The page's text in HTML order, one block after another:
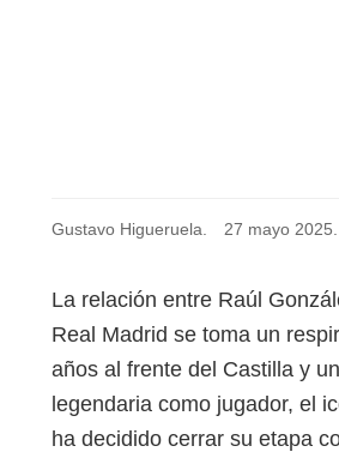
Gustavo Higueruela. 27 mayo 2025.
La relación entre Raúl
Real Madrid se toma un
años al frente del Castilla y
legendaria como jugador, el
ha decidido cerrar su etapa